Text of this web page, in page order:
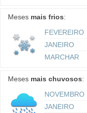
Meses mais frios:
FEVEREIRO
JANEIRO
MARCHAR
Meses mais chuvosos:
NOVEMBRO
JANEIRO